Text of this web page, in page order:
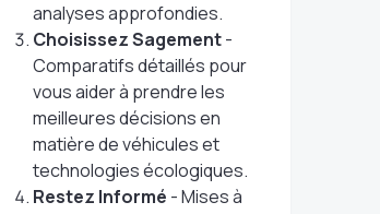
analyses approfondies.
Choisissez Sagement-
Comparatifs détaillés pour
vous aider à prendre les
meilleures décisions en
matière de véhicules et
technologies écologiques.
Restez Informé - Mises à